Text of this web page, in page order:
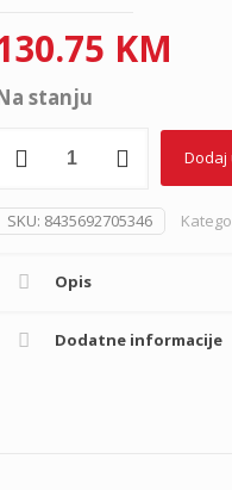
KM
stanju
5266623,
Dodaj
SKU: 8435692705346
Opis
Dodatne informacije